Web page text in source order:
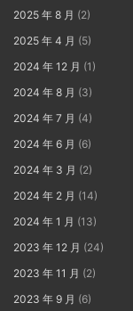
2025 年 8 月 (2)
2025 年 4 月 (5)
2024 年 12 月 (1)
2024 年 8 月 (3)
2024 年 7 月 (4)
2024 年 6 月 (6)
2024 年 3 月 (2)
2024 年 2 月 (14)
2024 年 1 月 (13)
2023 年 12 月 (24)
2023 年 11 月 (2)
2023 年 9 月 (6)